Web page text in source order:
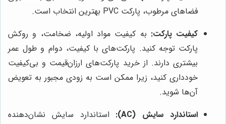
فضاهای مرطوب، پارکت PVC بهترین انتخاب است.
کیفیت پارکت: به کیفیت مواد اولیه، ضخامت، و روکش
پارکت توجه کنید. پارکت‌های با کیفیت، دوام و طول عمر
بیشتری دارند. از خرید پارکت‌های ارزان‌قیمت و بی‌کیفیت
خودداری کنید، زیرا ممکن است به زودی مجبور به تعویض
آن‌ها شوید.
استاندارد سایش (AC):
استاندارد سایش نشان‌دهنده